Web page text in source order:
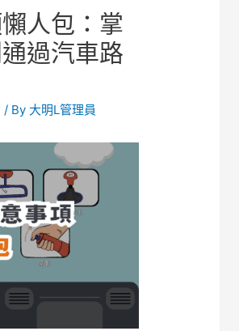
人包：掌
過汽車路
/ By 大明L管理員